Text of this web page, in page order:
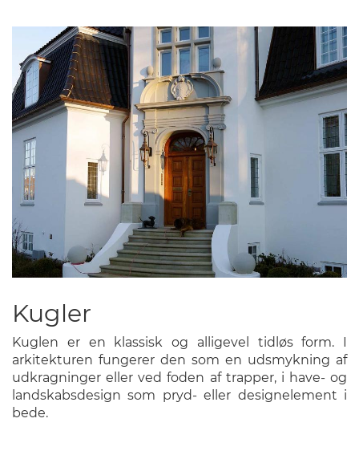
Kugler
Kuglen er en klassisk og alligevel tidløs form. I
arkitekturen fungerer den som en udsmykning af
udkragninger eller ved foden af trapper, i have- og
landskabsdesign som pryd- eller designelement i
bede.